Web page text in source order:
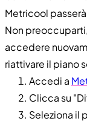
Metricool
Non
accedere
riattivare il piano
Accedi a
Clicca su
Seleziona il